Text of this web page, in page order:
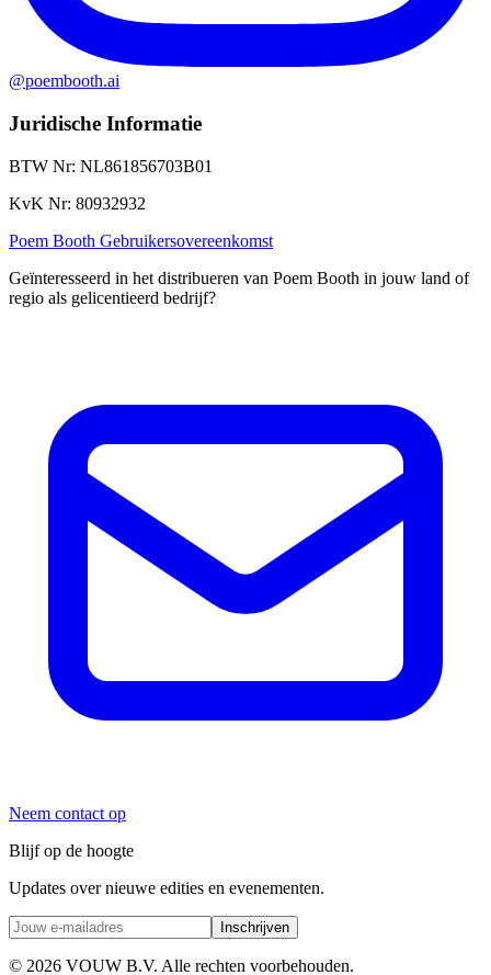
@poembooth.ai
Juridische Informatie
BTW Nr: NL861856703B01
KvK Nr: 80932932
Poem Booth Gebruikersovereenkomst
Geïnteresseerd in het distribueren van Poem Booth in jouw land of
regio als gelicentieerd bedrijf?
Neem contact op
Blijf op de hoogte
Updates over nieuwe edities en evenementen.
Inschrijven
© 2026 VOUW B.V. Alle rechten voorbehouden.